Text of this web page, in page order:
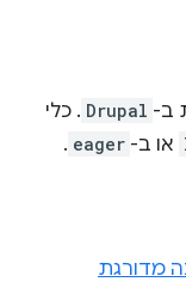
ב- Drupal . כלי
או ב- eager
.